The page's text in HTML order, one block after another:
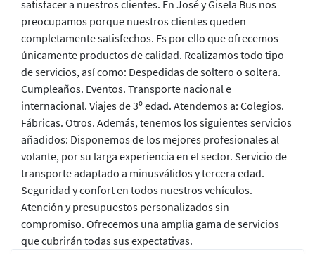
satisfacer a nuestros clientes. En José y Gisela Bus nos
preocupamos porque nuestros clientes queden
completamente satisfechos. Es por ello que ofrecemos
únicamente productos de calidad. Realizamos todo tipo
de servicios, así como: Despedidas de soltero o soltera.
Cumpleaños. Eventos. Transporte nacional e
internacional. Viajes de 3º edad. Atendemos a: Colegios.
Fábricas. Otros. Además, tenemos los siguientes servicios
añadidos: Disponemos de los mejores profesionales al
volante, por su larga experiencia en el sector. Servicio de
transporte adaptado a minusválidos y tercera edad.
Seguridad y confort en todos nuestros vehículos.
Atención y presupuestos personalizados sin
compromiso. Ofrecemos una amplia gama de servicios
que cubrirán todas sus expectativas.